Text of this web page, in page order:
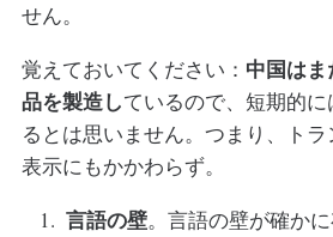
せん。
覚えておいてください： 中国は
品を製造しているので、短期的
るとは思いません。つまり、ト
表示にもかかわらず。
言語の壁。言語の壁が確か